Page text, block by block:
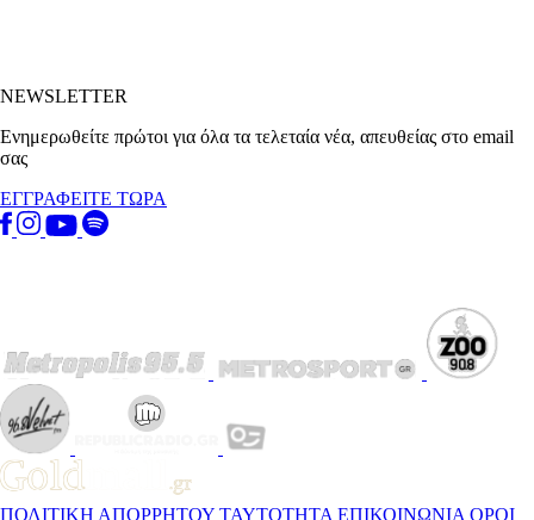
NEWSLETTER
Ενημερωθείτε πρώτοι για όλα τα τελεταία νέα, απευθείας στο email
σας
ΕΓΓΡΑΦΕΙΤΕ ΤΩΡΑ
ΠΟΛΙΤΙΚΗ ΑΠΟΡΡΗΤΟΥ ΤΑΥΤΟΤΗΤΑ ΕΠΙΚΟΙΝΩΝΙΑ ΟΡΟΙ